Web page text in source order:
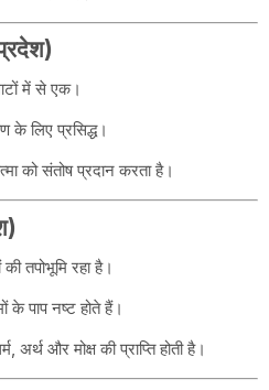
में से एक।
के लिए प्रसिद्ध।
को संतोष प्रदान करता है।
तपोभूमि रहा है।
के पाप नष्ट होते हैं।
और मोक्ष की प्राप्ति होती है।